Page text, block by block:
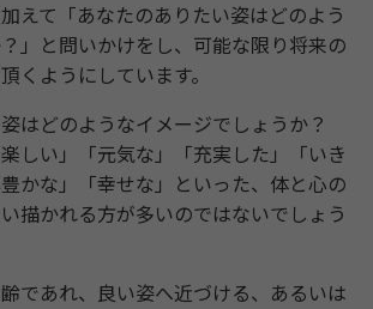
えて「あなたのありたい姿はどのよう
」と問いかけをし、可能な限り将来の
くようにしています。
はどのようなイメージでしょうか？
しい」「元気な」「充実した」「いき
かな」「幸せな」といった、体と心の
描かれる方が多いのではないでしょう
であれ、良い姿へ近づける、あるいは